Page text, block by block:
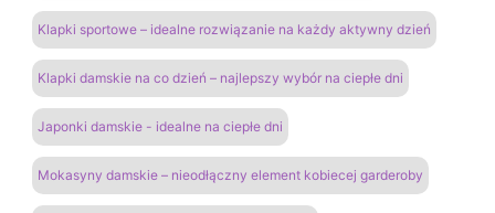
Klapki sportowe – idealne rozwiązanie na każdy aktywny dzień
Klapki damskie na co dzień – najlepszy wybór na ciepłe dni
Japonki damskie - idealne na ciepłe dni
Mokasyny damskie – nieodłączny element kobiecej garderoby